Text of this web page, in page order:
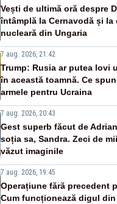
Vești de ultimă oră despre
întâmplă la Cernavodă și la
nucleară din Ungaria
7 aug. 2026, 21:42
Trump: Rusia ar putea lovi
în această toamnă. Ce
armele pentru Ucraina
7 aug. 2026, 20:43
Gest superb făcut de
soția sa, Sandra. Zeci de
văzut imaginile
7 aug. 2026, 19:45
Operațiune fără precedent
Cum funcționează digul din